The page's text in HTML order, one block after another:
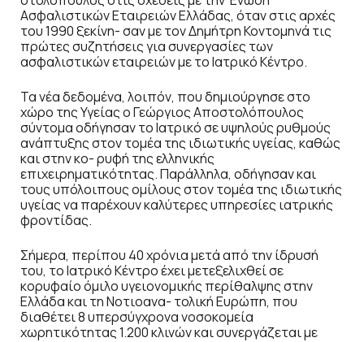
Ασφαλιστικών Εταιρειών Ελλάδας, όταν στις αρχές
του 1990 ξεκίνη- σαν με τον Δημήτρη Κοντομηνά τις
πρώτες συζητήσεις για συνεργασίες των
ασφαλιστικών εταιρειών με το Ιατρικό Κέντρο.
Τα νέα δεδομένα, λοιπόν, που δημιούργησε στο
χώρο της Υγείας ο Γεώργιος Αποστολόπουλος
σύντομα οδήγησαν το Ιατρικό σε υψηλούς ρυθμούς
ανάπτυξης στον τομέα της ιδιωτικής υγείας, καθώς
και στην κο- ρυφή της ελληνικής
επιχειρηματικότητας. Παράλληλα, οδήγησαν και
τους υπόλοιπους ομίλους στον τομέα της ιδιωτικής
υγείας να παρέχουν καλύτερες υπηρεσίες ιατρικής
φροντίδας.
Σήμερα, περίπου 40 χρόνια μετά από την ίδρυσή
του, το Ιατρικό Κέντρο έχει μετεξελιχθεί σε
κορυφαίο όμιλο υγειονομικής περίθαλψης στην
Ελλάδα και τη Νοτιοανα- τολική Ευρώπη, που
διαθέτει 8 υπερσύγχρονα νοσοκομεία
χωρητικότητας 1.200 κλινών και συνεργάζεται με